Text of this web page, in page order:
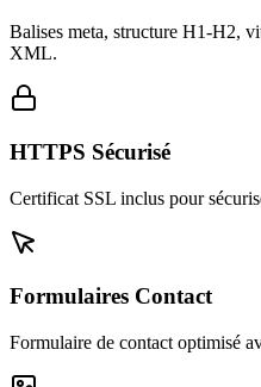
Balises meta, structure H1-H2,
XML.
HTTPS Sécurisé
Certificat SSL inclus pour
Formulaires Contact
Formulaire de contact optimisé